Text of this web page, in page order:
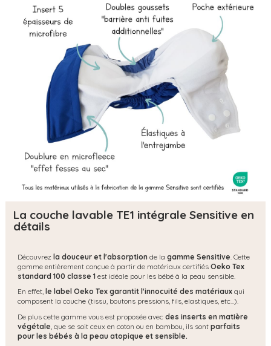
La couche lavable TE1 intégrale Sensitive en
détails
Découvrez la douceur et l'absorption de la gamme Sensitive . Cette
gamme entièrement conçue à partir de matériaux certifiés Oeko Tex
standard 100 classe 1 est idéale pour les bébé à la peau sensible.
En effet, le label Oeko Tex garantit l'innocuité des matériaux qui
composent la couche (tissu, boutons pressions, fils, elastiques, etc...).
De plus cette gamme vous est proposée avec des inserts en matière
végétale , que se soit ceux en coton ou en bambou, ils sont parfaits
pour les bébés à la peau atopique et sensible.